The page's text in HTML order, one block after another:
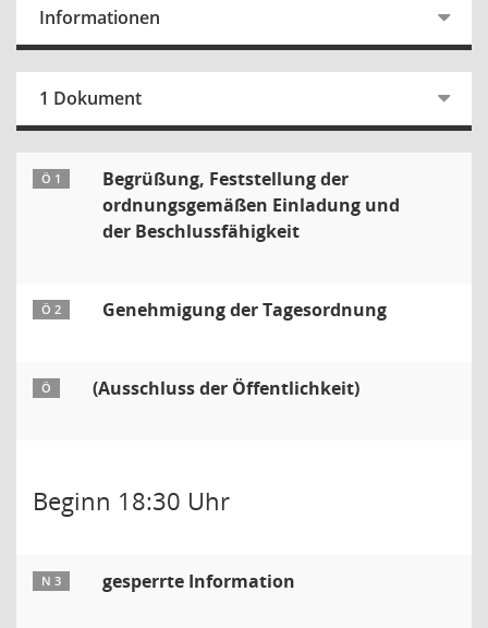
Informationen
1 Dokument
Ö 1
Begrüßung, Feststellung der
ordnungsgemäßen Einladung und
der Beschlussfähigkeit
Ö 2 Genehmigung der Tagesordnung
Ö (Ausschluss der Öffentlichkeit)
Beginn 18:30 Uhr
N 3 gesperrte Information